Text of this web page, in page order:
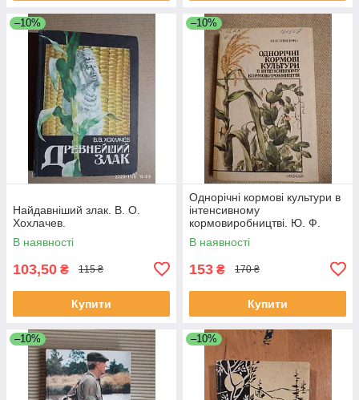
–10%
Найдавніший злак. В. О.
Хохлачев.
В наявності
103,50 ₴ 115 ₴
Купити
–10%
Однорічні кормові культури в
інтенсивному
кормовиробництві. Ю. Ф.
Олексенко
В наявності
153 ₴ 170 ₴
Купити
–10% –10%